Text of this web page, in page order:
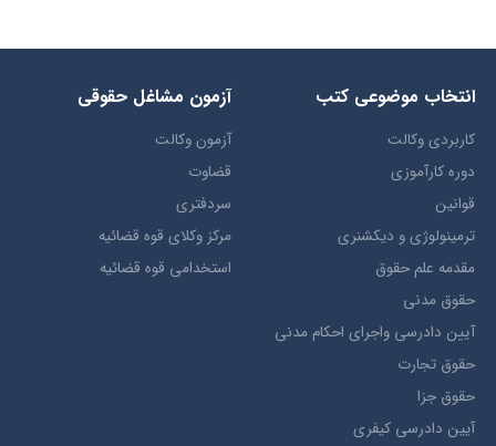
انتخاب​ موضوعي​ کتب
کاربردی وکالت
دوره کارآموزی
قوانین
ترمينولوژي و ديکشنري
مقدمه علم حقوق
حقوق مدني
آيين دادرسي ​واجراي ​احکام ​مدني
حقوق تجارت
حقوق جزا
آيین دادرسی کیفری
آزمون مشاغل حقوقی
آزمون وکالت
قضاوت
سردفتری
مرکز وکلای قوه قضائیه
استخدامی قوه قضائیه